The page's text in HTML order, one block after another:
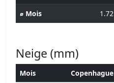
⌀ Mois
1.72
Neige (mm)
Mois Copenhague